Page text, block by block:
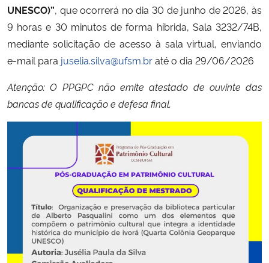
Ministério do Turismo
Ministério do Desenvolvimento Regional
Ministério da Mulher, da Família e dos Direitos Humanos
Secretaria-Geral
Secretaria de Governo
Gabinete de Segurança Institucional
Advocacia-Geral da União
UNESCO)”, que ocorrerá no dia 30 de junho de 2026, às
9 horas e 30 minutos de forma híbrida, Sala 3232/74B,
mediante solicitação de acesso à sala virtual, enviando
e-mail para juselia.silva@ufsm.braté o dia 29/06/2026
Atenção: O PPGPC não emite atestado de ouvinte das
bancas de qualificação e defesa final.